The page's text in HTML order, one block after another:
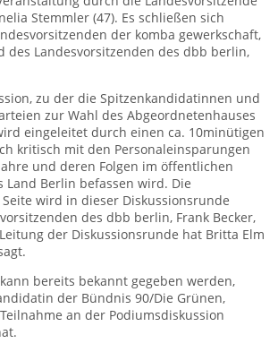
Stemmler (47). Es schließen sich
der komba gewerkschaft,
des Landesvorsitzenden des dbb berlin,
zu der die Spitzenkandidatinnen und
zur Wahl des Abgeordnetenhauses
eingeleitet durch einen ca. 10minütigen
kritisch mit den Personaleinsparungen
und deren Folgen im öffentlichen
Land Berlin befassen wird. Die
wird in dieser Diskussionsrunde
des dbb berlin, Frank Becker,
der Diskussionsrunde hat Britta Elm
bereits bekannt gegeben werden,
der Bündnis 90/Die Grünen,
an der Podiumsdiskussion